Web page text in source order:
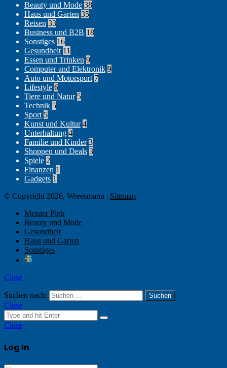
Beauty und Mode 38
Haus und Garten 35
Reisen 33
Business und B2B 18
Sonstiges 16
Gesundheit 11
Essen und Trinken 9
Computer and Elektronik 9
Auto und Motorsport 7
Lifestyle 6
Tiere und Natur 5
Technik 5
Sport 5
Kunst und Kultur 4
Unterhaltung 4
Familie und Kinder 3
Shoppen und Deals 3
Spiele 2
Finanzen 1
Gadgets 1
© Copyright 2026, Wreesmann | Sitemap
Meister Pink
Beauty und Mode
Gesundheit
Haus und Garten
Sonstiges
Close
Suchen nach:
Close
Close
Log In